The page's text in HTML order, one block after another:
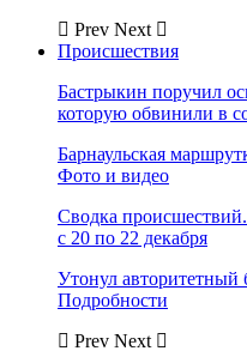
Prev Next
Происшествия
Бастрыкин поручил
которую обвинили в
Барнаульская
Фото и видео
Сводка
с 20 по 22 декабря
Утонул авторитетный
Подробности
Prev Next